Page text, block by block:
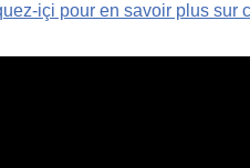
içi pour en savoir plus sur